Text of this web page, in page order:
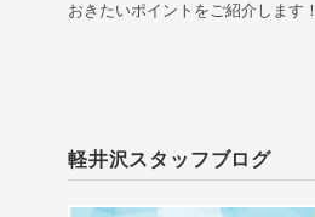
おきたいポイントをご紹介します！
軽井沢スタッフブログ